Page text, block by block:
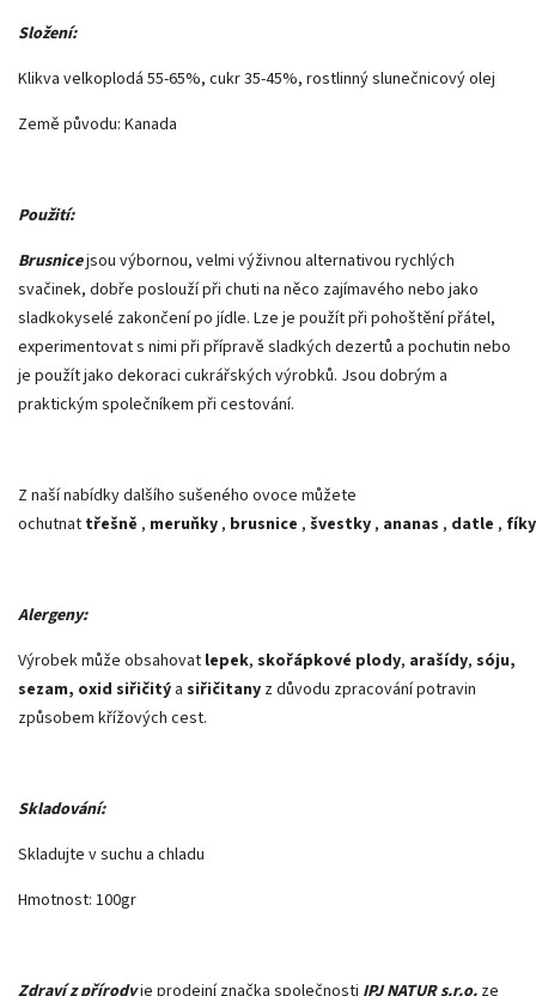
Složení:
Klikva velkoplodá 55-65%, cukr 35-45%, rostlinný slunečnicový olej
Země původu: Kanada
Použití:
Brusnicejsou výbornou, velmi výživnou alternativou rychlých
svačinek, dobře poslouží při chuti na něco zajímavého nebo jako
sladkokyselé zakončení po jídle. Lze je použít při pohoštění přátel,
experimentovat s nimi při přípravě sladkých dezertů a pochutin nebo
je použít jako dekoraci cukrářských výrobků. Jsou dobrým a
praktickým společníkem při cestování.
Z naší nabídky dalšího sušeného ovoce můžete
ochutnat třešně , meruňky , brusnice , švestky , ananas , datle , fíky
Alergeny:
Výrobek může obsahovat lepek, skořápkové plody, arašídy, sóju,
sezam, oxid siřičitý a siřičitany z důvodu zpracování potravin
způsobem křížových cest.
Skladování:
Skladujte v suchu a chladu
Hmotnost: 100gr
Zdraví z přírodyje prodejní značka společnosti IPJ NATUR s.r.o. ze